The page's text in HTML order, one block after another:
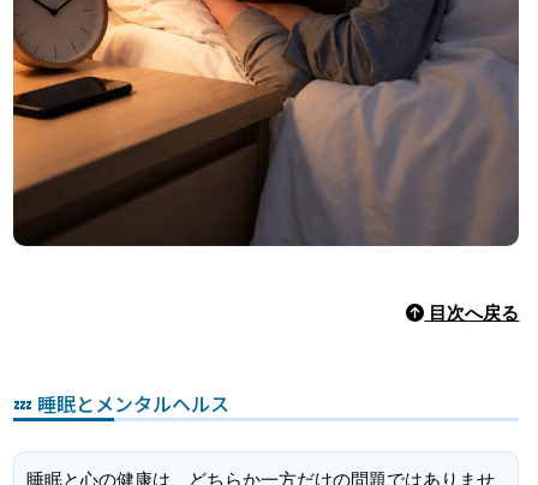
目次へ戻る
💤 睡眠とメンタルヘルス
睡眠と心の健康は、どちらか一方だけの問題ではありませ